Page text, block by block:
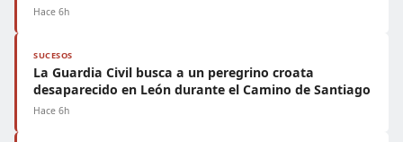
Hace 6h
SUCESOS
La Guardia Civil busca a un peregrino croata
desaparecido en León durante el Camino de Santiago
Hace 6h